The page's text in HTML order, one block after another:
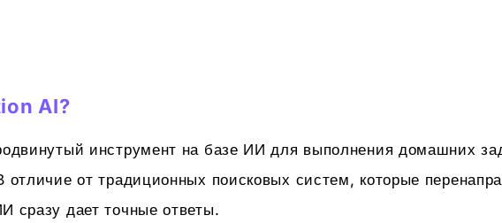
AI?
инструмент на базе ИИ для выполнения домашних
отличие от традиционных поисковых систем, которые
сразу дает точные ответы.